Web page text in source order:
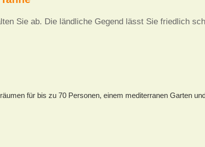
Sie ab. Die ländliche Gegend lässt Sie friedlich
für bis zu 70 Personen, einem mediterranen Garten